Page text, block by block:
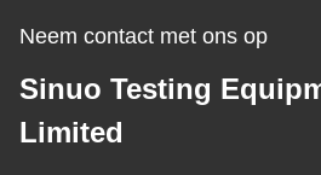
Neem contact met ons op
Sinuo Testing
Limited